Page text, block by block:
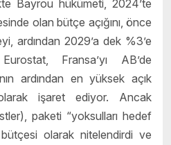
Bayrou hükümeti, 2024’te
olan bütçe açığını, önce
ardından 2029’a dek %3’e
Fransa’yı AB’de
ardından en yüksek açık
işaret ediyor. Ancak
paketi “yoksulları hedef
olarak nitelendirdi ve